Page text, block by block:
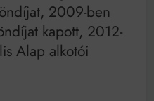
2009-ben
kapott, 2012-
Alap alkotói